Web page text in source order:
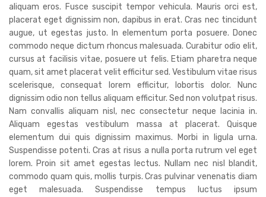
aliquam eros. Fusce suscipit tempor vehicula. Mauris orci est,
placerat eget dignissim non, dapibus in erat. Cras nec tincidunt
augue, ut egestas justo. In elementum porta posuere. Donec
commodo neque dictum rhoncus malesuada. Curabitur odio elit,
cursus at facilisis vitae, posuere ut felis. Etiam pharetra neque
quam, sit amet placerat velit efficitur sed. Vestibulum vitae risus
scelerisque, consequat lorem efficitur, lobortis dolor. Nunc
dignissim odio non tellus aliquam efficitur. Sed non volutpat risus.
Nam convallis aliquam nisl, nec consectetur neque lacinia in.
Aliquam egestas vestibulum massa at placerat. Quisque
elementum dui quis dignissim maximus. Morbi in ligula urna.
Suspendisse potenti. Cras at risus a nulla porta rutrum vel eget
lorem. Proin sit amet egestas lectus. Nullam nec nisl blandit,
commodo quam quis, mollis turpis. Cras pulvinar venenatis diam
eget malesuada. Suspendisse tempus luctus ipsum